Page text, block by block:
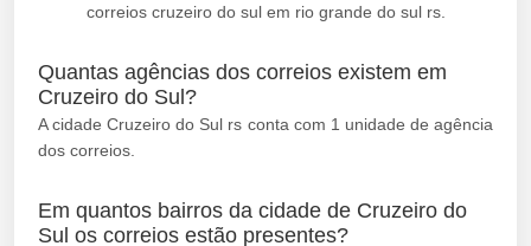
correios cruzeiro do sul em rio grande do sul rs.
Quantas agências dos correios existem em
Cruzeiro do Sul?
A cidade Cruzeiro do Sul rs conta com 1 unidade de agência
dos correios.
Em quantos bairros da cidade de Cruzeiro do
Sul os correios estão presentes?